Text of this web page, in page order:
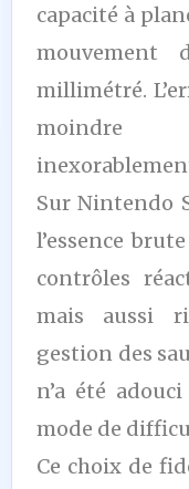
capacité à
mouvement
millimétré.
moindre
Sur Nintendo
l’essence
contrôles
mais aussi
gestion des
n’a été
mode de
Ce choix de